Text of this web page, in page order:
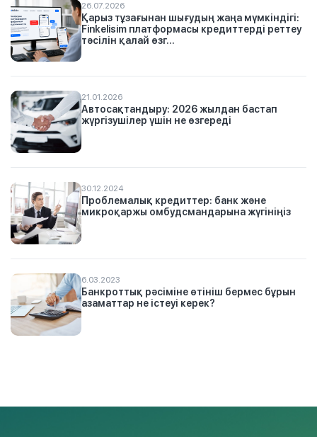
26.07.2026
Қарыз тұзағынан шығудың жаңа мүмкіндігі:
Finkelisim платформасы кредиттерді реттеу
тәсілін қалай өзг...
21.01.2026
Автосақтандыру: 2026 жылдан бастап
жүргізушілер үшін не өзгереді
30.12.2024
Проблемалық кредиттер: банк және
микроқаржы омбудсмандарына жүгініңіз
6.03.2023
Банкроттық рәсіміне өтініш бермес бұрын
азаматтар не істеуі керек?